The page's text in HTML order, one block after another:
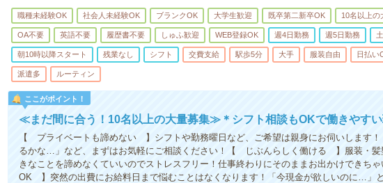
職種未経験OK 社会人未経験OK ブランクOK 大学生歓迎 既卒第二新卒OK 10名以上の
OA不要 英語不要 履歴書不要 しゅふ歓迎 WEB登録OK 週4日勤務 週5日勤務
朝10時以降スタート 残業なし シフト 交費支給 駅歩5分 大手 服装自由 日払い
派遣多 ルーティン
ここがポイント！
≪まだ間に合う！10名以上の大量募集≫＊シフト相談もOKで働きやすい
【 プライベートも諦めない 】シフトや勤務曜日など、ご希望は親身にお伺いします！
るかな…」など、まずはお気軽にご相談ください！【 じぶんらしく働ける 】服装・髪
きなことを諦めなくていいのでストレスフリー！仕事終わりにそのままお出かけできち
OK 】突然の出費にお給料日まで悩むことはなくなります！「今現金が欲しいのに…」